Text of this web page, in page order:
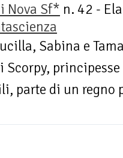
Nova Sf* n. 42 -
Sabina e
Scorpy,
parte di un regno